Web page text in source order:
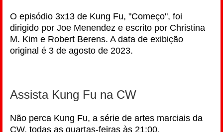
O episódio 3x13 de Kung Fu, "Começo", foi
dirigido por Joe Menendez e escrito por Christina
M. Kim e Robert Berens. A data de exibição
original é 3 de agosto de 2023.
Assista Kung Fu na CW
Não perca Kung Fu, a série de artes marciais da
CW, todas as quartas-feiras às 21:00.